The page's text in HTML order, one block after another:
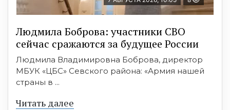
Людмила Боброва: участники СВО
сейчас сражаются за будущее России
Людмила Владимировна Боброва, директор
МБУК «ЦБС» Севского района: «Армия нашей
страны в ...
Читать далее